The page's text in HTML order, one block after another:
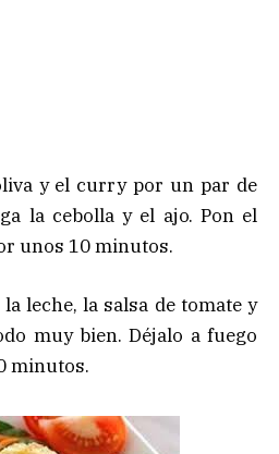
y el curry por un par de
la cebolla y el ajo. Pon el
unos 10 minutos.
leche, la salsa de tomate y
muy bien. Déjalo a fuego
minutos.